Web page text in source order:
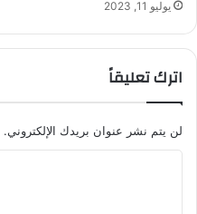
يوليو 11, 2023
اترك تعليقاً
لن يتم نشر عنوان بريدك الإلكتروني.